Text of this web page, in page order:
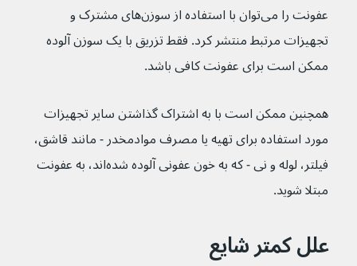
عفونت را می‌توان با استفاده از سوزن‌های مشترک و
تجهیزات مرتبط منتشر کرد. فقط تزریق با یک سوزن آلوده
ممکن است برای عفونت کافی باشد.
همچنین ممکن است با به اشتراک گذاشتن سایر تجهیزات
مورد استفاده برای تهیه یا مصرف موادمخدر - مانند قاشق،
فیلتر، لوله و نی - که به خون عفونی آلوده شده‌اند، به عفونت
مبتلا شوید.
علل کمتر شایع